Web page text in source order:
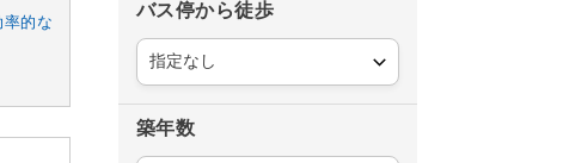
的な
バス停から徒歩
築年数